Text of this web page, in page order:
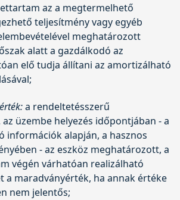
az a megtermelhető
teljesítmény vagy egyéb
meghatározott
alatt a gazdálkodó az
elő tudja állítani az amortizálható
a rendeltetésszerű
üzembe helyezés időpontjában - a
információk alapján, a hasznos
- az eszköz meghatározott, a
végén várhatóan realizálható
a maradványérték, ha annak értéke
nem jelentős;